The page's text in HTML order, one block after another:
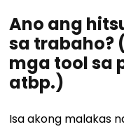
Ano ang
sa trabaho?
mga tool sa
atbp.)
Isa akong malakas